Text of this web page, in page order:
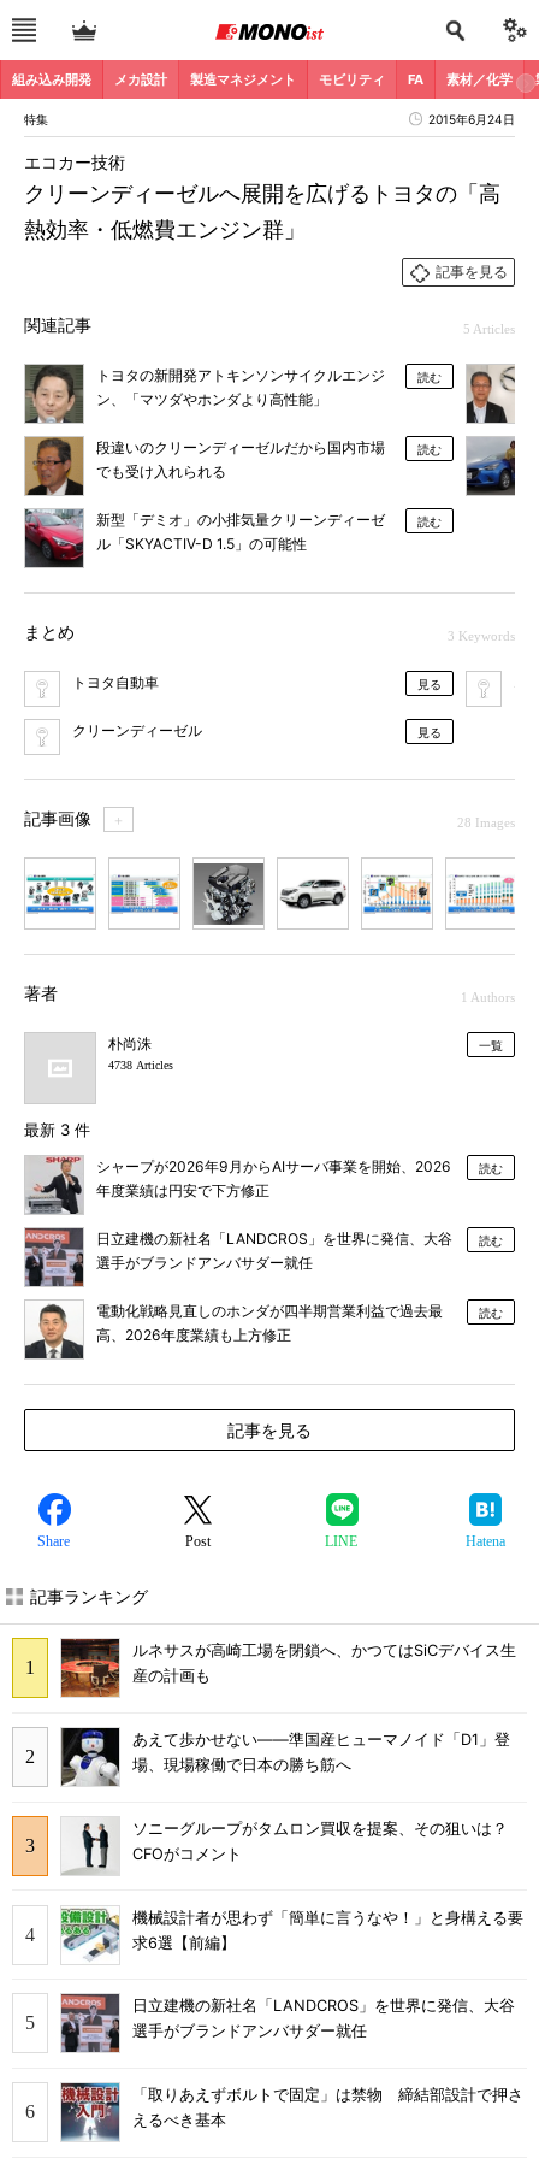
組み込み開発 メカ設計 製造マネジメント モビリティ FA 素材／化学
特集 2015年6月24日
クリーンディーゼルへ展開を広げるトヨタの「高
熱効率・低燃費エンジン群」
エコカー技術
記事を見る
関連記事 5 Articles
トヨタの新開発アトキンソンサイクルエンジ
ン、「マツダやホンダより高性能」
読む
段違いのクリーンディーゼルだから国内市場
でも受け入れられる
読む
新型「デミオ」の小排気量クリーンディーゼ
ル「SKYACTIV-D 1.5」の可能性
読む
まとめ 3 Keywords
トヨタ自動車 見る
クリーンディーゼル 見る
エ
記事画像 ＋ 28 Images
著者 1 Authors
朴尚洙
4738 Articles
一覧
最新 3 件
シャープが2026年9月からAIサーバ事業を開始、2026
年度業績は円安で下方修正
読む
日立建機の新社名「LANDCROS」を世界に発信、大谷
選手がブランドアンバサダー就任
読む
電動化戦略見直しのホンダが四半期営業利益で過去最
高、2026年度業績も上方修正
読む
記事を見る
Share Post LINE Hatena
記事ランキング
ルネサスが高崎工場を閉鎖へ、かつてはSiCデバイス生
産の計画も
あえて歩かせない――準国産ヒューマノイド「D1」登
場、現場稼働で日本の勝ち筋へ
ソニーグループがタムロン買収を提案、その狙いは？
CFOがコメント
機械設計者が思わず「簡単に言うなや！」と身構える要
求6選【前編】
日立建機の新社名「LANDCROS」を世界に発信、大谷
選手がブランドアンバサダー就任
「取りあえずボルトで固定」は禁物 締結部設計で押さ
えるべき基本